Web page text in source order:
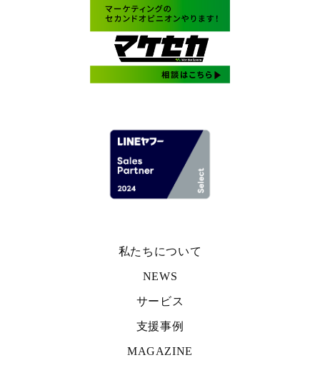
私たちについて
NEWS
サービス
支援事例
MAGAZINE